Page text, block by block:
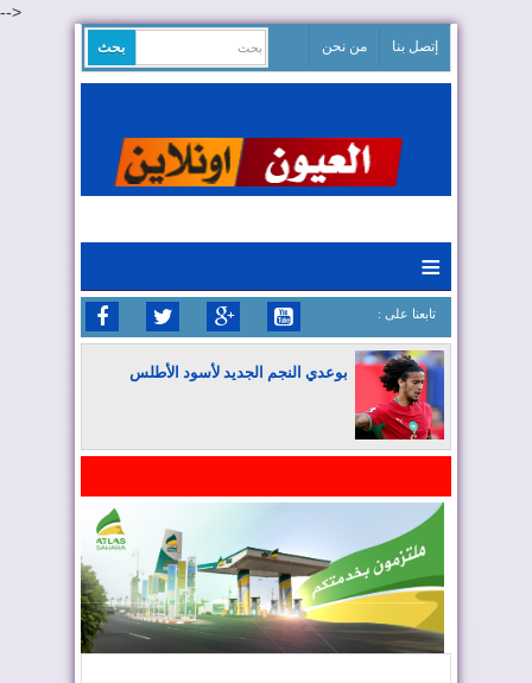
-->
إتصل بنا من نحن
≡
: تابعنا على
بوعدي النجم الجديد لأسود الأطلس
المغرب يعزز موقعه في صناعة الطيران